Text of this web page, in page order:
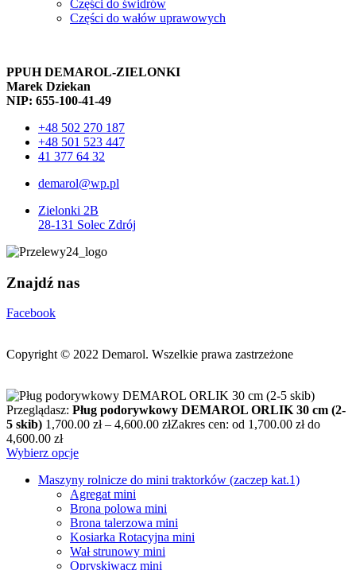
Części do świdrów
Części do wałów uprawowych
PPUH DEMAROL-ZIELONKI
Marek Dziekan
NIP: 655-100-41-49
+48 502 270 187
+48 501 523 447
41 377 64 32
demarol@wp.pl
Zielonki 2B
28-131 Solec Zdrój
Znajdź nas
Facebook
Copyright © 2022 Demarol. Wszelkie prawa zastrzeżone
Przeglądasz: Pług podorywkowy DEMAROL ORLIK 30 cm (2-
5 skib) 1,700.00 zł – 4,600.00 złZakres cen: od 1,700.00 zł do
4,600.00 zł
Wybierz opcje
Maszyny rolnicze do mini traktorków (zaczep kat.1)
Agregat mini
Brona polowa mini
Brona talerzowa mini
Kosiarka Rotacyjna mini
Wał strunowy mini
Opryskiwacz mini